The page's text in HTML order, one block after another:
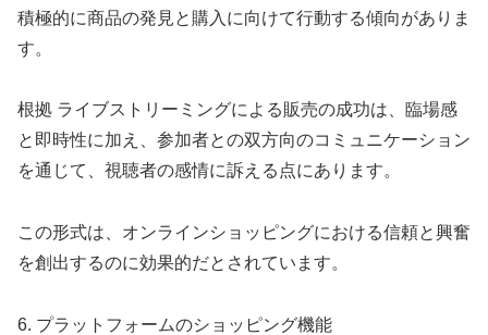
積極的に商品の発見と購入に向けて行動する傾向がありま
す。
根拠 ライブストリーミングによる販売の成功は、臨場感
と即時性に加え、参加者との双方向のコミュニケーション
を通じて、視聴者の感情に訴える点にあります。
この形式は、オンラインショッピングにおける信頼と興奮
を創出するのに効果的だとされています。
6. プラットフォームのショッピング機能